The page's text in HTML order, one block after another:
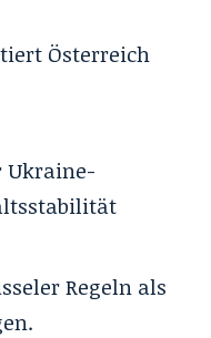
Österreich
Ukraine-
Regeln als